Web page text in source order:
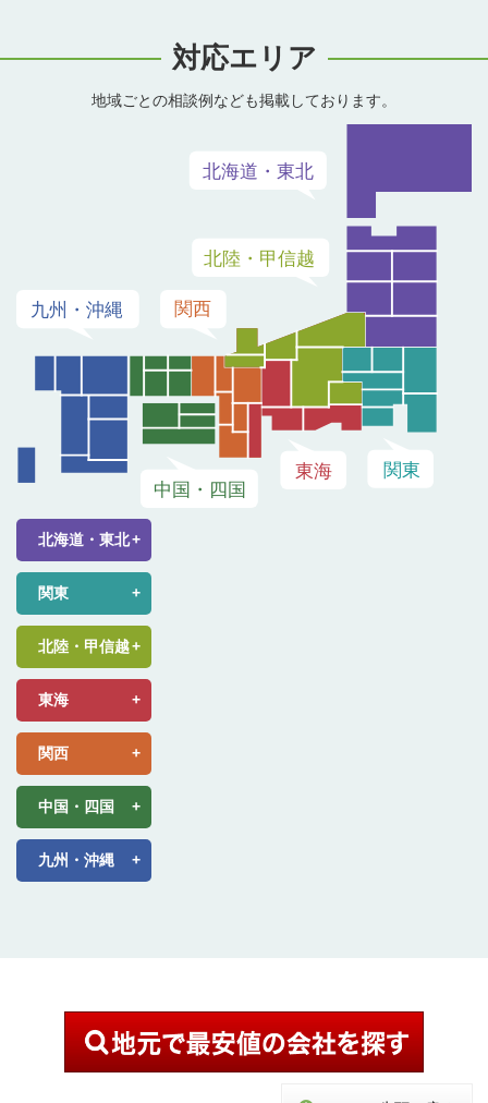
対応エリア
地域ごとの相談例なども掲載しております。
北海道・東北
関東
北陸・甲信越
東海
関西
中国・四国
九州・沖縄